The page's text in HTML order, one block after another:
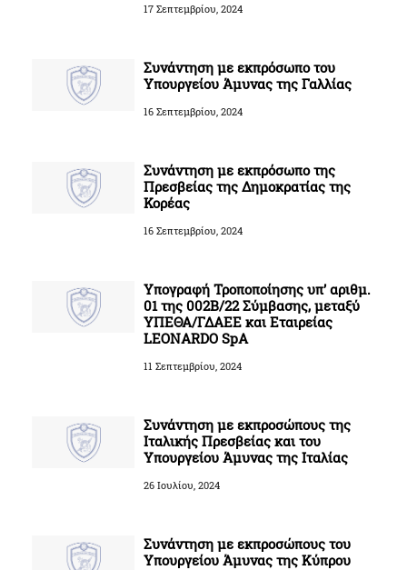
17 Σεπτεμβρίου, 2024
Συνάντηση με εκπρόσωπο του
Υπουργείου Άμυνας της Γαλλίας
16 Σεπτεμβρίου, 2024
Συνάντηση με εκπρόσωπο της
Πρεσβείας της Δημοκρατίας της
Κορέας
16 Σεπτεμβρίου, 2024
Υπογραφή Τροποποίησης υπ’ αριθμ.
01 της 002Β/22 Σύμβασης, μεταξύ
ΥΠΕΘΑ/ΓΔΑΕΕ και Εταιρείας
LEONARDO SpA
11 Σεπτεμβρίου, 2024
Συνάντηση με εκπροσώπους της
Ιταλικής Πρεσβείας και του
Υπουργείου Άμυνας της Ιταλίας
26 Ιουλίου, 2024
Συνάντηση με εκπροσώπους του
Υπουργείου Άμυνας της Κύπρου